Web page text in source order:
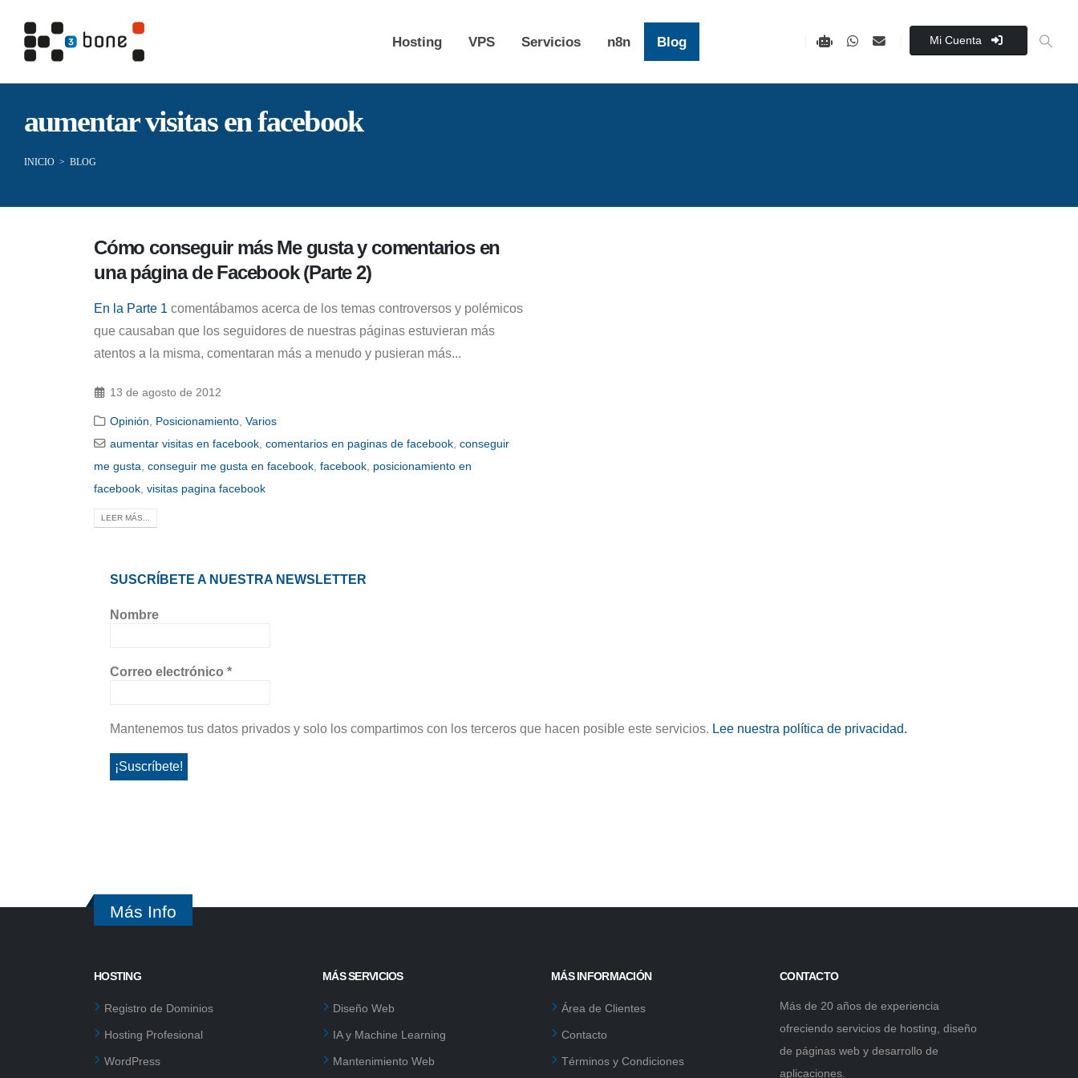
Hosting VPS Servicios n8n Blog Mi Cuenta
aumentar visitas en facebook
INICIO > BLOG
Cómo conseguir más Me gusta y comentarios en
una página de Facebook (Parte 2)
En la Parte 1 comentábamos acerca de los temas controversos y polémicos
que causaban que los seguidores de nuestras páginas estuvieran más
atentos a la misma, comentaran más a menudo y pusieran más...
13 de agosto de 2012
Opinión Posicionamiento ,Varios
aumentar visitas en facebook ,comentarios en paginas de facebook ,conseguir
me gusta conseguir me gusta en facebook facebook posicionamiento en
facebook visitas pagina facebook
LEER MÁS...
SUSCRÍBETE A NUESTRA NEWSLETTER
Nombre
Correo electrónico *
Mantenemos tus datos privados y solo los compartimos con los terceros que hacen posible este servicios. Lee nuestra política de privacidad.
Más Info
HOSTING
Registro de Dominios
Hosting Profesional
WordPress
MÁS SERVICIOS
Diseño Web
IA y Machine Learning
Mantenimiento Web
MÁS INFORMACIÓN
Área de Clientes
Contacto
Términos y Condiciones
CONTACTO
Más de 20 años de experiencia
ofreciendo servicios de hosting, diseño
de páginas web y desarrollo de
aplicaciones.